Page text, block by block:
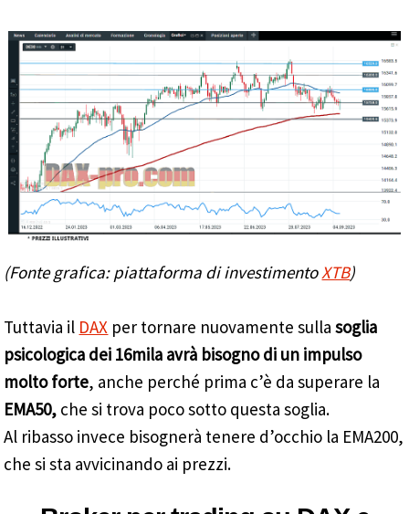
(Fonte grafica: piattaforma di investimentoXTB)
Tuttavia il DAX per tornare nuovamente sullasoglia
psicologica dei 16mila avrà bisogno di un impulso
molto forte, anche perché prima c’è da superare la
EMA50, che si trova poco sotto questa soglia.
Al ribasso invece bisognerà tenere d’occhio la EMA200,
che si sta avvicinando ai prezzi.